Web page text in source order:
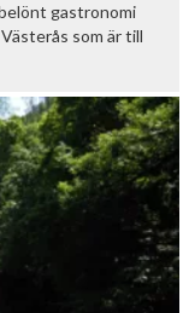
gastronomi
som är till